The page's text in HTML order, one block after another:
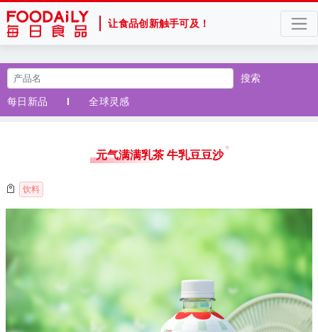
让食品创新触手可及！
搜索
每日新品
全球灵感
元气满满乳茶 牛乳豆豆沙
饮料